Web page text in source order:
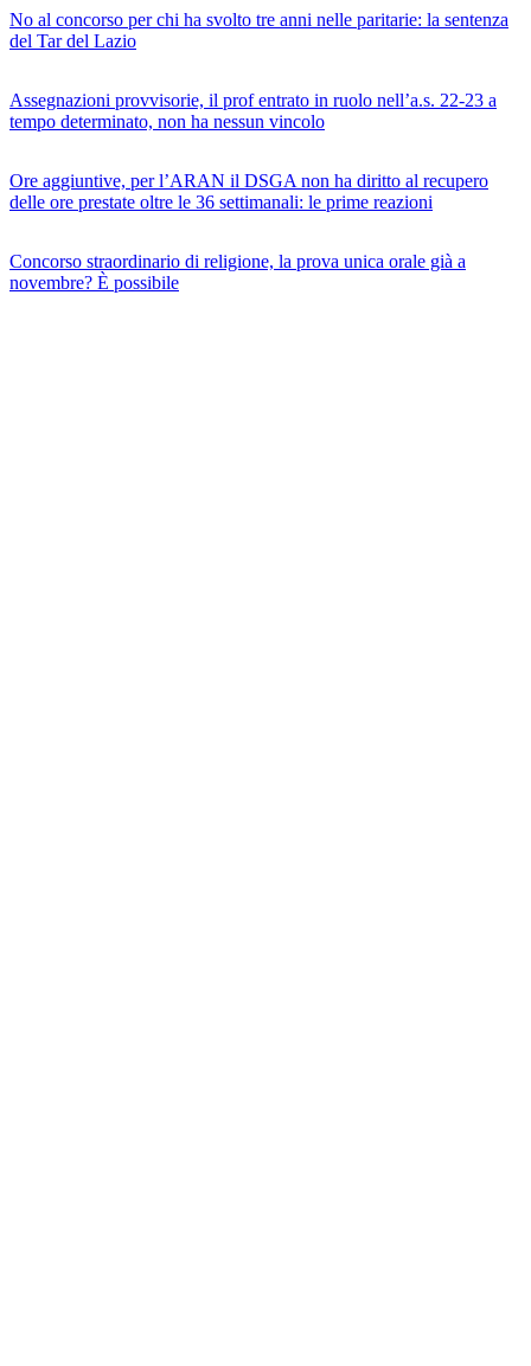
No al concorso per chi ha svolto tre anni nelle paritarie: la sentenza
del Tar del Lazio
Assegnazioni provvisorie, il prof entrato in ruolo nell’a.s. 22-23 a
tempo determinato, non ha nessun vincolo
Ore aggiuntive, per l’ARAN il DSGA non ha diritto al recupero
delle ore prestate oltre le 36 settimanali: le prime reazioni
Concorso straordinario di religione, la prova unica orale già a
novembre? È possibile